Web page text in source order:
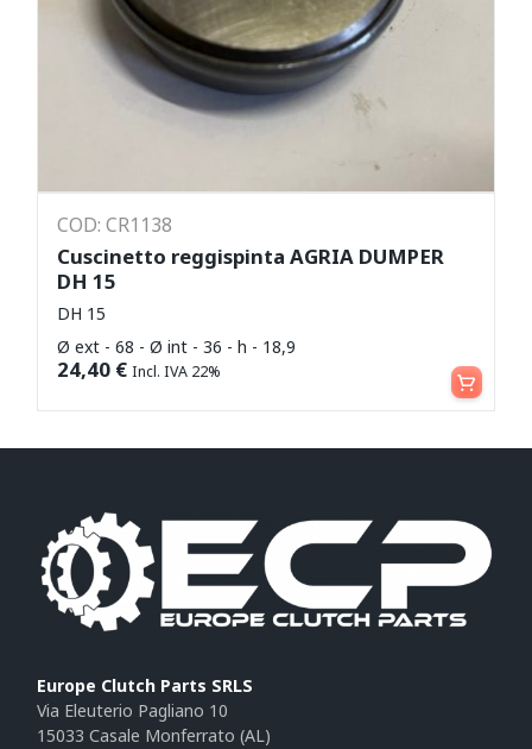
COD: CR1138
Cuscinetto reggispinta AGRIA DUMPER
DH 15
DH 15
Ø ext - 68 - Ø int - 36 - h - 18,9
24,40 € Incl. IVA 22% Aggiungi al carrello
Europe Clutch Parts SRLS
Via Eleuterio Pagliano 10
15033 Casale Monferrato (AL)